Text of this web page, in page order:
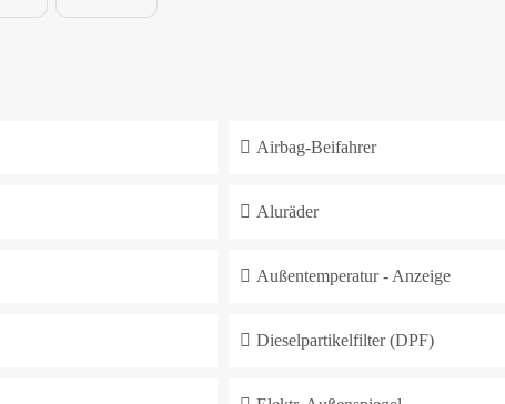
Airbag-Beifahrer
Aluräder
Außentemperatur - Anzeige
Dieselpartikelfilter (DPF)